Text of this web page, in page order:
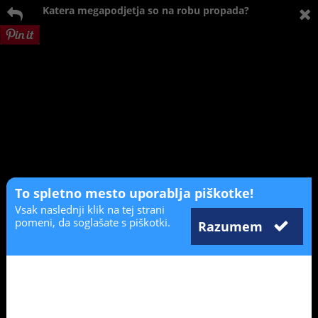
Katera megapodjetja so na robu propada?
To spletno mesto uporablja piškotke!
Razumem
Vsak naslednji klik na tej strani
pomeni, da soglašate s piškotki.